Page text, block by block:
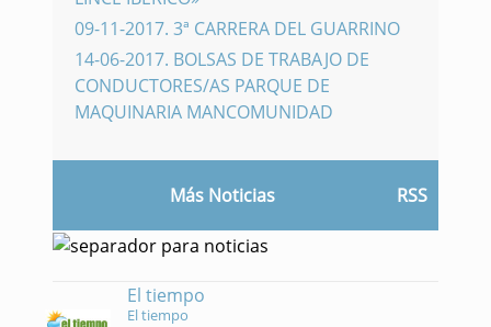
09-11-2017. 3ª CARRERA DEL GUARRINO
14-06-2017. BOLSAS DE TRABAJO DE
CONDUCTORES/AS PARQUE DE
MAQUINARIA MANCOMUNIDAD
Más Noticias RSS
El tiempo
El tiempo